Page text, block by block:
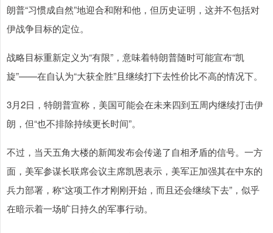
朗普“习惯成自然”地迎合和附和他，但历史证明，这并不包括对
伊战争目标的定位。
战略目标重新定义为“有限”，意味着特朗普随时可能宣布“凯
旋”——在自认为“大获全胜”且继续打下去性价比不高的情况下。
3月2日，特朗普宣称，美国可能会在未来四到五周内继续打击伊
朗，但“也不排除持续更长时间”。
不过，当天五角大楼的新闻发布会传递了自相矛盾的信号。一方
面，美军参谋长联席会议主席凯恩表示，美军正加强其在中东的
兵力部署，称“这项工作才刚刚开始，而且还会继续下去”，似乎
在暗示着一场旷日持久的军事行动。